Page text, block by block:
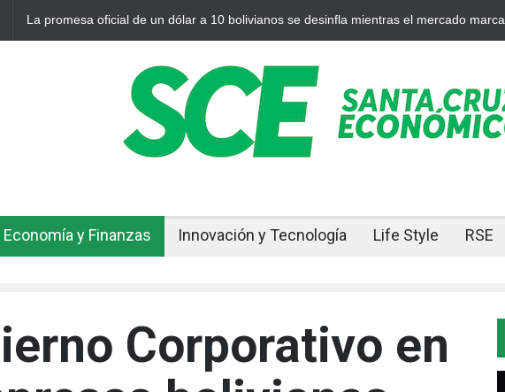
La promesa oficial de un dólar a 10 bolivianos se desinfla mientras el mercado marca
Economía y Finanzas Innovación y Tecnología Life Style RSE
Corporativo en